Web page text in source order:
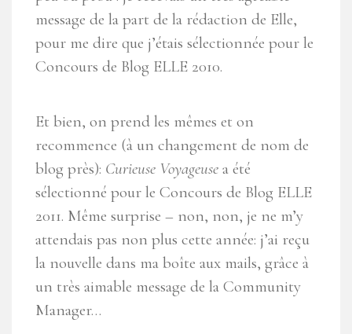
message de la part de la rédaction de Elle,
pour me dire que j’étais sélectionnée pour le
Concours de Blog ELLE 2010.
Et bien, on prend les mêmes et on
recommence (à un changement de nom de
blog près): Curieuse Voyageuse a été
sélectionné pour le Concours de Blog ELLE
2011. Même surprise – non, non, je ne m’y
attendais pas non plus cette année: j’ai reçu
la nouvelle dans ma boîte aux mails, grâce à
un très aimable message de la Community
Manager…